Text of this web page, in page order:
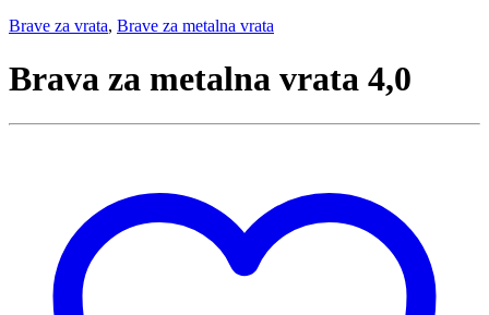
Brave za vrata, Brave za metalna vrata
Brava za metalna vrata 4,0